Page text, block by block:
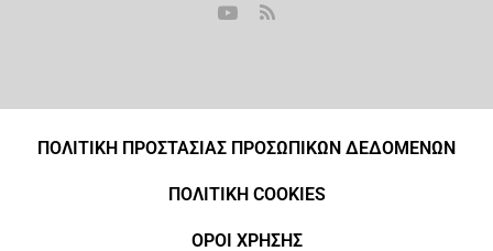
ΠΟΛΙΤΙΚΗ ΠΡΟΣΤΑΣΙΑΣ ΠΡΟΣΩΠΙΚΩΝ ΔΕΔΟΜΕΝΩΝ
ΠΟΛΙΤΙΚΗ COOKIES
ΟΡΟΙ ΧΡΗΣΗΣ